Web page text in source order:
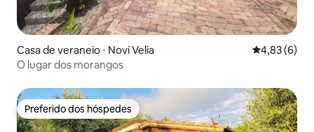
Casa de veraneio ⋅ Novi Velia 4,83 de uma
4,83 (6)
O lugar dos morangos
Preferido dos hóspedes
Preferido dos hóspedes